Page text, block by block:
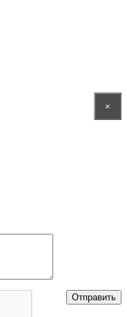
×